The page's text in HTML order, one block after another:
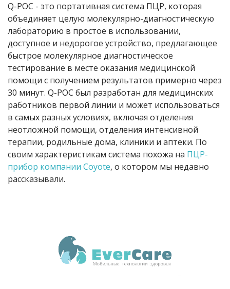
Q-POC - это портативная система ПЦР, которая
объединяет целую молекулярно-диагностическую
лабораторию в простое в использовании,
доступное и недорогое устройство, предлагающее
быстрое молекулярное диагностическое
тестирование в месте оказания медицинской
помощи с получением результатов примерно через
30 минут. Q-POC был разработан для медицинских
работников первой линии и может использоваться
в самых разных условиях, включая отделения
неотложной помощи, отделения интенсивной
терапии, родильные дома, клиники и аптеки. По
своим характеристикам система похожа на ПЦР-
прибор компании Coyote, о котором мы недавно
рассказывали.